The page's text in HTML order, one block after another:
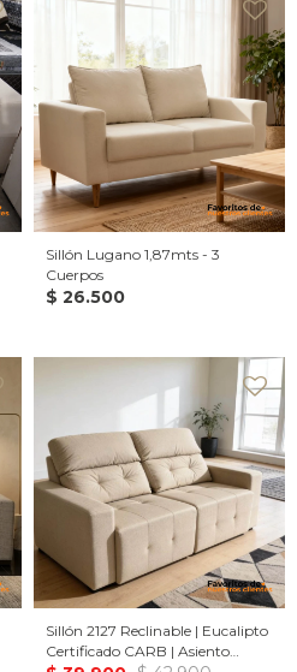
Sillón Lugano 1,87mts - 3
Cuerpos
$ 26.500
Sillón 2127 Reclinable | Eucalipto
Certificado CARB | Asiento